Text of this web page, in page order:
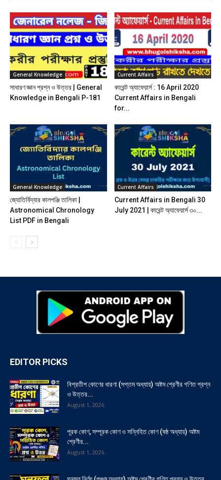
General Knowledge
সাধারণ জ্ঞান প্রশ্ন ও উত্তর | General
Knowledge in Bengali P-181
Current Affairs
কারেন্ট অ্যাফেয়ার্স : 16 April 2020
Current Affairs in Bengali
for...
General Knowledge
জ্যোতির্বিদ্যার কালপঞ্জি তালিকা |
Astronomical Chronology
List PDF in Bengali
Current Affairs
Current Affairs in Bengali 30
July 2021 | কারেন্ট অ্যাফেয়ার্স ৩০...
EDITOR PICKS
বিপ্রতীপ কোণের ধারণা (সপ্তম অধ্যায়) অষ্টম শ্রেণীর গণিত প্রশ্ন
ও উত্তর...
August 1, 2026
পূরক কোণ, সম্পূরক কোণ ও সন্নিহিত কোণ (ষষ্ঠ অধ্যায়) অষ্টম
শ্রেণীর...
August 1, 2026